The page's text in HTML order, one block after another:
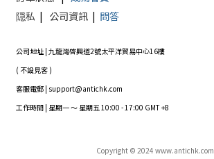
隠私 | 公司資訊 | 問答
公司地址 | 九龍灣啓興道2號太平洋貿易中心16樓
( 不設見客 )
客服電郵 | support@antichk.com
工作時間 | 星期一 ～ 星期五 10:00 - 17:00 GMT +8
Copyright © 2024 www.antichk.com